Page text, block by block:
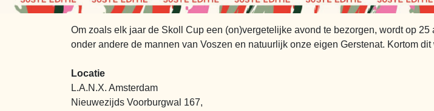
Om zoals elk jaar de Skoll Cup een (on)vergetelijke avond te bezorgen, wordt op
onder andere de mannen van Voszen en natuurlijk onze eigen Gerstenat. Kortom
Locatie
L.A.N.X. Amsterdam
Nieuwezijds Voorburgwal 167,